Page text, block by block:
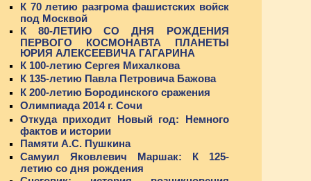
К 70 летию разгрома фашистских войск
под Москвой
К 80-ЛЕТИЮ СО ДНЯ РОЖДЕНИЯ
ПЕРВОГО КОСМОНАВТА ПЛАНЕТЫ
ЮРИЯ АЛЕКСЕЕВИЧА ГАГАРИНА
К 100-летию Сергея Михалкова
К 135-летию Павла Петровича Бажова
К 200-летию Бородинского сражения
Олимпиада 2014 г. Сочи
Откуда приходит Новый год: Немного
фактов и истории
Памяти А.С. Пушкина
Самуил Яковлевич Маршак: К 125-
летию со дня рождения